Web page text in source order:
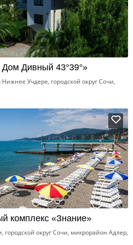
Дом Дивный 43°39°»
Учдере, городской округ Сочи,
комплекс «Знание»
городской округ Сочи, микрорайон Адлер,